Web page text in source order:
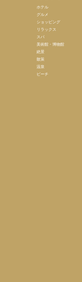
ホテル
グルメ
ショッピング
リラックス
スパ
美術館・博物館
絶景
散策
温泉
ビーチ